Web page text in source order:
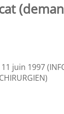
juin 1997